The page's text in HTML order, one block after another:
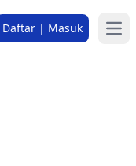
Daftar | Masuk